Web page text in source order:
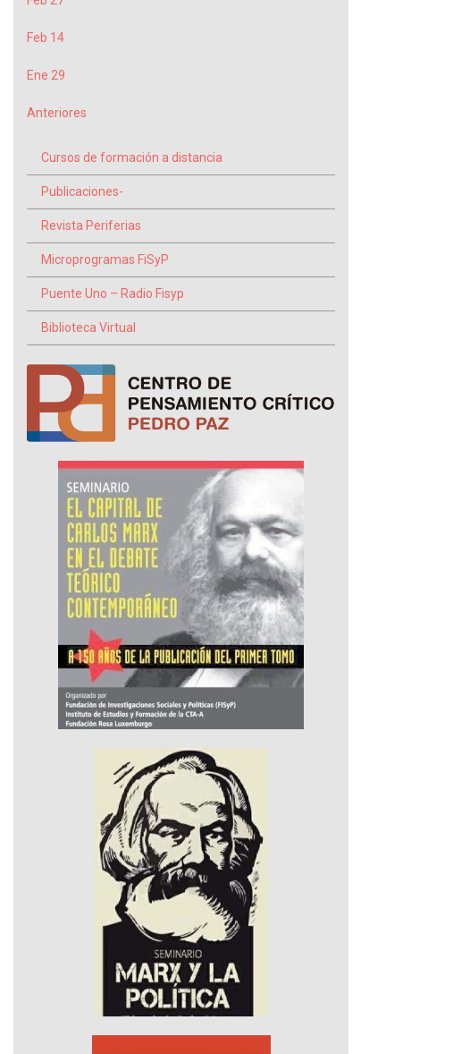
Feb 14
Ene 29
Anteriores
Cursos de formación a distancia
Publicaciones-
Revista Periferias
Microprogramas FiSyP
Puente Uno – Radio Fisyp
Biblioteca Virtual